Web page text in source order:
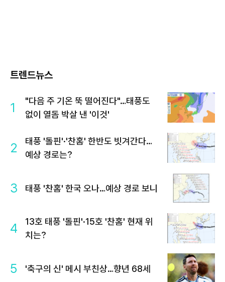
트렌드뉴스
1
"다음 주 기온 뚝 떨어진다"…태풍도
없이 열돔 박살 낸 '이것'
2
태풍 '돌핀'·'찬홈' 한반도 빗겨간다…
예상 경로는?
3 태풍 '찬홈' 한국 오나…예상 경로 보니
4
13호 태풍 '돌핀'·15호 '찬홈' 현재 위
치는?
5 '축구의 신' 메시 부친상…향년 68세